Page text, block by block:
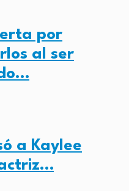
por
al ser
a Kaylee